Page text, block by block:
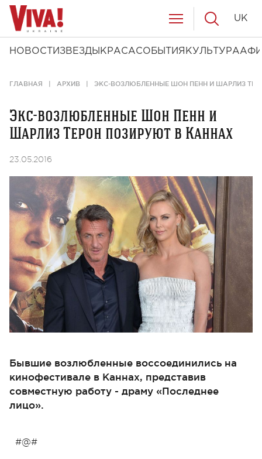
НОВОСТИ ЗВЕЗДЫ КРАСАСОБЫТИЯ КУЛЬТУРА
UK
ГЛАВНАЯ АРХИВ ЭКС-ВОЗЛЮБЛЕННЫЕ ШОН ПЕНН И ШАРЛИЗ
Экс-возлюбленные Шон Пенн и
Шарлиз Терон позируют в Каннах
23.05.2016
Бывшие возлюбленные воссоединились на
кинофестивале в Каннах, представив
совместную работу - драму «Последнее
лицо».
#@#